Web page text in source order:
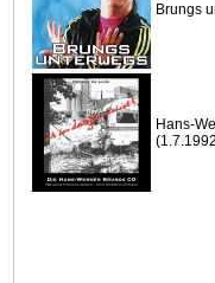
Brungs
Hans-